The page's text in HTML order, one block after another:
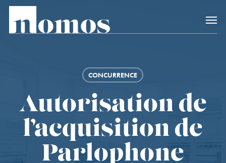
Skip
main
Accès rapide
CONCURRENCE
Autorisation de
l’acquisition de
Parlophone